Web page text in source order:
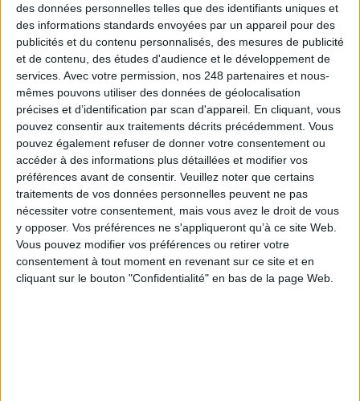
des données personnelles telles que des identifiants uniques et
des informations standards envoyées par un appareil pour des
publicités et du contenu personnalisés, des mesures de publicité
et de contenu, des études d'audience et le développement de
services. Avec votre permission, nos 248 partenaires et nous-
mêmes pouvons utiliser des données de géolocalisation
précises et d’identification par scan d'appareil. En cliquant, vous
pouvez consentir aux traitements décrits précédemment. Vous
pouvez également refuser de donner votre consentement ou
accéder à des informations plus détaillées et modifier vos
préférences avant de consentir. Veuillez noter que certains
traitements de vos données personnelles peuvent ne pas
nécessiter votre consentement, mais vous avez le droit de vous
y opposer. Vos préférences ne s'appliqueront qu’à ce site Web.
Vous pouvez modifier vos préférences ou retirer votre
consentement à tout moment en revenant sur ce site et en
cliquant sur le bouton "Confidentialité" en bas de la page Web.
LE MAG
Numéro 396 : IA et automatisation : vers la fin de la veille?
Abonnez-vous